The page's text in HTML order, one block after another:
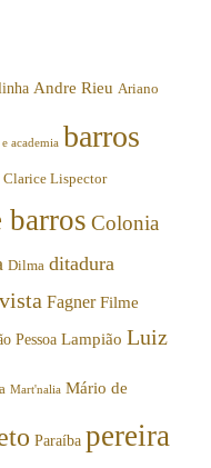
Andre Rieu Ariano
academia barros
Clarice Lispector
Colonia
Dilma ditadura
Fagner Filme
Pessoa Lampião Luiz
Mart'nalia Mário de
Paraíba pereira